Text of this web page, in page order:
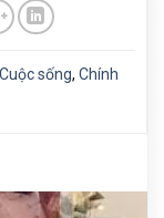
sống, Chính